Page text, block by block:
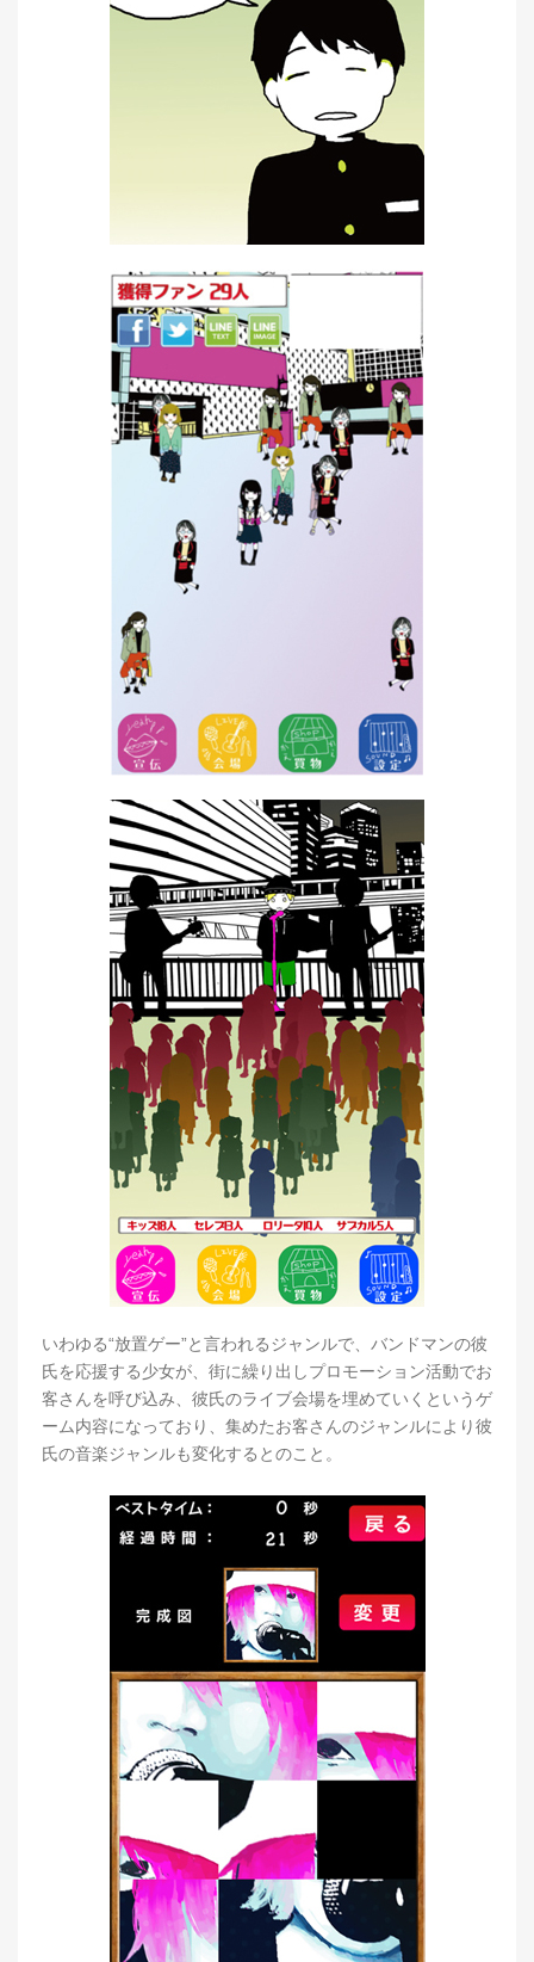
いわゆる“放置ゲー”と言われるジャンルで、バンドマンの彼
氏を応援する少女が、街に繰り出しプロモーション活動でお
客さんを呼び込み、彼氏のライブ会場を埋めていくというゲ
ーム内容になっており、集めたお客さんのジャンルにより彼
氏の音楽ジャンルも変化するとのこと。